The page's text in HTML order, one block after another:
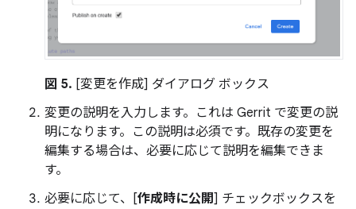
図 5. [変更を作成] ダイアログ ボックス
変更の説明を入力します。これは Gerrit で変更の説
明になります。この説明は必須です。既存の変更を
編集する場合は、必要に応じて説明を編集できま
す。
必要に応じて、[作成時に公開] チェックボックスを